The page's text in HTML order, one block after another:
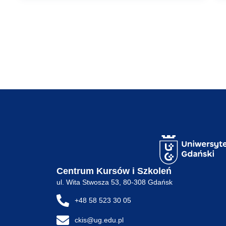
Centrum Kursów i Szkoleń
ul. Wita Stwosza 53, 80-308 Gdańsk
+48 58 523 30 05
ckis@ug.edu.pl